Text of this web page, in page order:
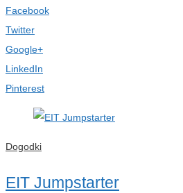
Facebook
Twitter
Google+
LinkedIn
Pinterest
Dogodki
EIT Jumpstarter